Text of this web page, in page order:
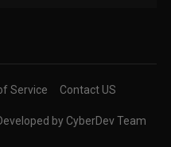
Service Contact US
by CyberDev Team